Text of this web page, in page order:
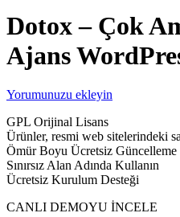
Dotox – Çok
Ajans
Yorumunuzu ekleyin
GPL Orijinal Lisans
Ürünler, resmi web sitelerindeki
Ömür Boyu Ücretsiz Güncelleme
Sınırsız Alan Adında Kullanın
Ücretsiz Kurulum Desteği
CANLI DEMOYU İNCELE